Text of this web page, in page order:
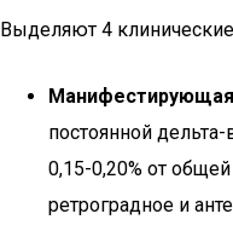
Выделяют 4
постоянной
0,15-0,20% от
ретроградное и